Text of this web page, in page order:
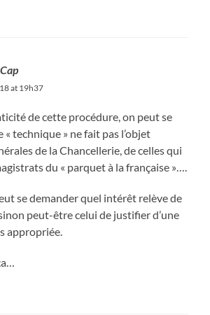
at 19h37
de cette procédure, on peut se
technique » ne fait pas l’objet
de la Chancellerie, de celles qui
du « parquet à la française »….
se demander quel intérêt relève de
peut-être celui de justifier d’une
appropriée.